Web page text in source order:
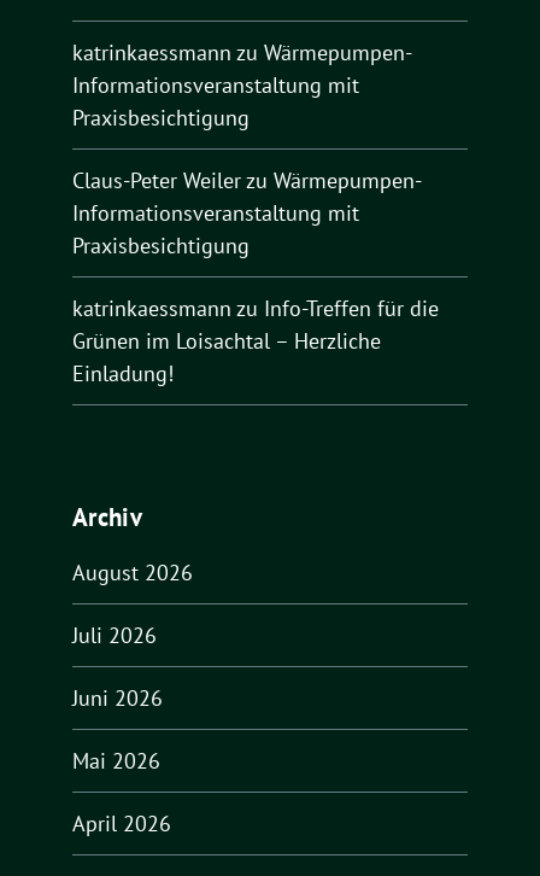
katrinkaessmann zu Wärmepumpen-
Informationsveranstaltung mit
Praxisbesichtigung
Claus-Peter Weilerzu Wärmepumpen-
Informationsveranstaltung mit
Praxisbesichtigung
katrinkaessmann zu Info-Treffen für die
Grünen im Loisachtal – Herzliche
Einladung!
Archiv
August 2026
Juli 2026
Juni 2026
Mai 2026
April 2026